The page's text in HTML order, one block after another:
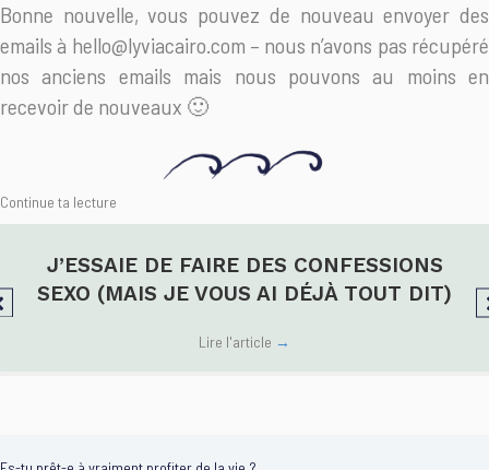
Bonne nouvelle, vous pouvez de nouveau envoyer des
emails à hello@lyviacairo.com – nous n’avons pas récupéré
nos anciens emails mais nous pouvons au moins en
recevoir de nouveaux 🙂
Continue ta lecture
J’ESSAIE DE FAIRE DES CONFESSIONS
SEXO (MAIS JE VOUS AI DÉJÀ TOUT DIT)
Lire l'article →